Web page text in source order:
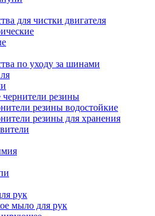
для чистки двигателя
по уходу за шинами
чернители резины
резины водостойкие
резины для хранения
рук
мыло для рук